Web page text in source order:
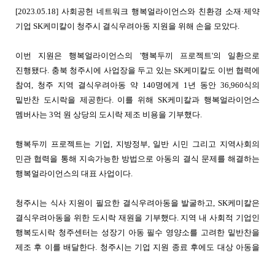
[2023.05.18] 사회공헌 네트워크 행복얼라이언스와 친환경 소재·제약
기업 SK케미칼이 청주시 결식우려아동 지원을 위해 손을 모았다.
이번 지원은 행복얼라이언스의 '행복두끼 프로젝트'의 일환으로
진행됐다. 충북 청주시에 사업장을 두고 있는 SK케미칼도 이번 협력에
참여, 청주 지역 결식우려아동 약 140명에게 1년 동안 36,960식의
밑반찬 도시락을 제공한다. 이를 위해 SK케미칼과 행복얼라이언스
멤버사는 3억 원 상당의 도시락 제조 비용을 기부했다.
행복두끼 프로젝트는 기업, 지방정부, 일반 시민 그리고 지역사회의
민관 협력을 통해 지속가능한 방법으로 아동의 결식 문제를 해결하는
행복얼라이언스의 대표 사업이다.
청주시는 식사 지원이 필요한 결식우려아동을 발굴하고, SK케미칼은
결식우려아동을 위한 도시락 재원을 기부했다. 지역 내 사회적 기업인
행복도시락 청주센터는 성장기 아동 필수 영양소를 고려한 밑반찬을
제조 후 이를 배달한다. 청주시는 기업 지원 종료 후에도 대상 아동을